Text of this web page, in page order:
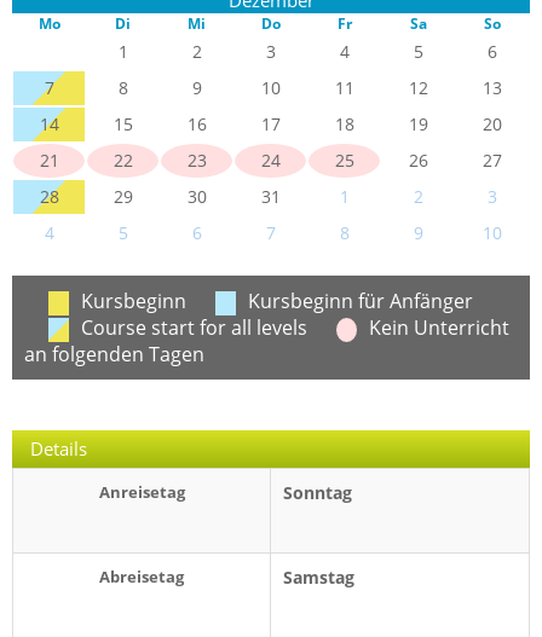
Mo Di Mi Do Fr Sa So
1 2 3 4 5
6
7
8 9 10 11 12
13
14
15 16 17 18 19
20
21
22 23 24 25 26
27
28
29 30 31 1 2
3
4
5 6 7 8 9 10
Kursbeginn
Kursbeginn für Anfänger
Course start for all levels
Kein Unterricht
an folgenden Tagen
Details
Anreisetag Sonntag
Abreisetag Samstag